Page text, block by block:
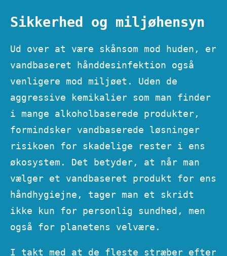
Sikkerhed og miljøhensyn
Ud over at være skånsom mod huden, er
vandbaseret hånddesinfektion også
venligere mod miljøet. Uden de
aggressive kemikalier som man finder
i mange alkoholbaserede produkter,
formindsker vandbaserede løsninger
risikoen for skadelige rester i ens
økosystem. Det betyder, at når man
vælger et vandbaseret produkt for ens
håndhygiejne, tager man et skridt
ikke kun for personlig sundhed, men
også for planetens velvære.
I takt med at de fleste stræber efter